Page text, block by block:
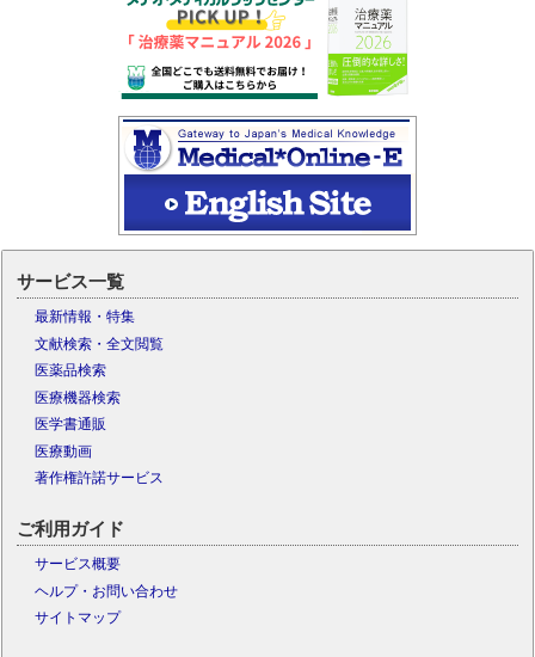
サービス一覧
最新情報・特集
文献検索・全文閲覧
医薬品検索
医療機器検索
医学書通販
医療動画
著作権許諾サービス
ご利用ガイド
サービス概要
ヘルプ・お問い合わせ
サイトマップ